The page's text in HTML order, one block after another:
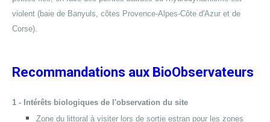
violent (baie de Banyuls, côtes Provence-Alpes-Côte d'Azur et de
Corse).
Recommandations aux BioObservateurs
1 - Intérêts biologiques de l'observation du site
Zone du littoral à visiter lors de sortie estran pour les zones